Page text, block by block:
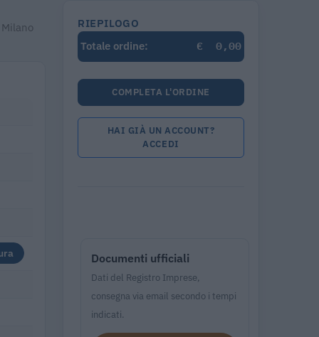
RIEPILOGO
Totale ordine:
€ 0,00
COMPLETA L'ORDINE
HAI GIÀ UN ACCOUNT?
ACCEDI
Documenti ufficiali
Dati del Registro Imprese,
consegna via email secondo i tempi
indicati.